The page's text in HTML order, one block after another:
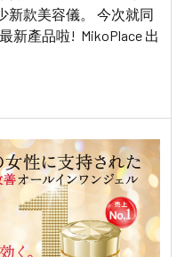
新款美容儀。 今次就同
新產品啦! MikoPlace 出